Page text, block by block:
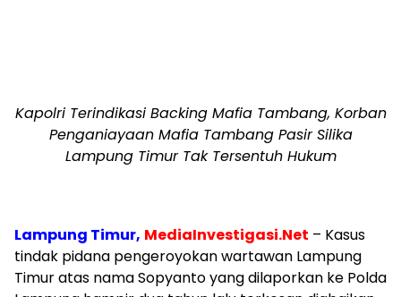
Kapolri Terindikasi Backing Mafia Tambang, Korban
Penganiayaan Mafia Tambang Pasir Silika
Lampung Timur Tak Tersentuh Hukum
Lampung Timur, MediaInvestigasi.Net – Kasus
tindak pidana pengeroyokan wartawan Lampung
Timur atas nama Sopyanto yang dilaporkan ke Polda